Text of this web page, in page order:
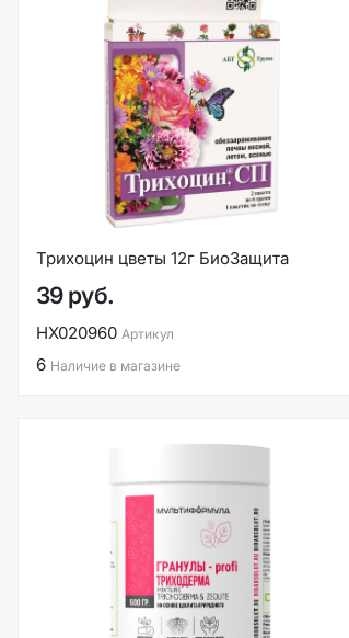
Трихоцин цветы 12г БиоЗащита
39 руб.
НХ020960 Артикул
6 Наличие в магазине